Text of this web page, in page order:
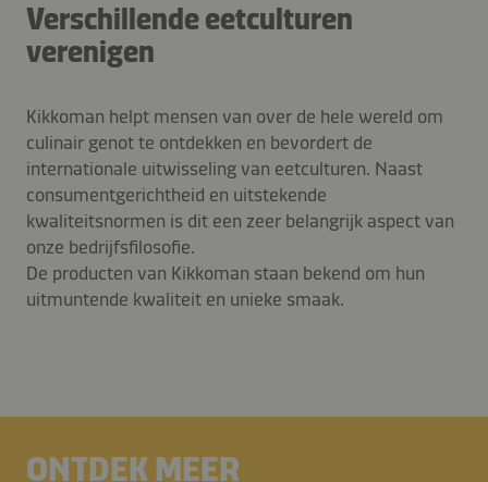
Verschillende eetculturen
verenigen
Kikkoman helpt mensen van over de hele wereld om
culinair genot te ontdekken en bevordert de
internationale uitwisseling van eetculturen. Naast
consumentgerichtheid en uitstekende
kwaliteitsnormen is dit een zeer belangrijk aspect van
onze bedrijfsfilosofie.
De producten van Kikkoman staan bekend om hun
uitmuntende kwaliteit en unieke smaak.
ONTDEK MEER